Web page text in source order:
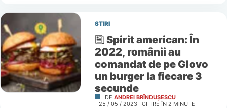
STIRI
Spirit american: În
2022, românii au
comandat de pe Glovo
un burger la fiecare 3
secunde
DE ANDREI BRÎNDUȘESCU
25 / 05 / 2023
CITIRE ÎN 2 MINUTE